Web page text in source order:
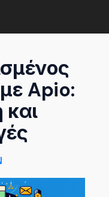
Apio: